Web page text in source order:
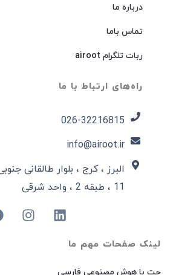
لینک صفحات مهم ما
چت با هوش مصنوعی فارسی
درباره ما
تماس باما
ربات تلگرام airoot
راه‌های ارتباط با ما
026-32216815​
info@airoot.ir
البرز ، کرج ، بلوار طالقانی
11 ، طبقه 2 ، واحد شرقی